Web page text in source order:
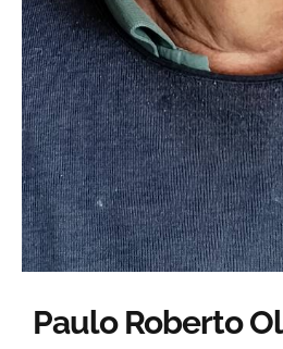
Paulo Roberto